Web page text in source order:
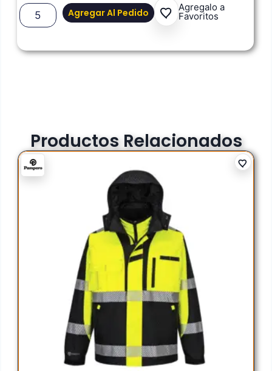
Agregar Al Pedido
Agregalo a
Favoritos
Productos Relacionados